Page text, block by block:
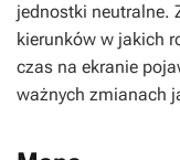
jednostki neutralne.
kierunków w jakich
czas na ekranie
ważnych zmianach